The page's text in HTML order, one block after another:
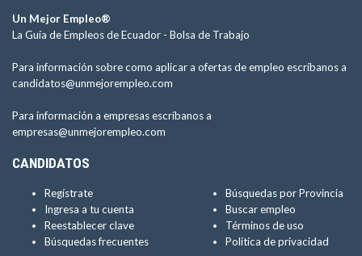
Un Mejor Empleo®
La Guía de Empleos de Ecuador - Bolsa de Trabajo
Para información sobre como aplicar a ofertas de empleo escríbanos a
candidatos@unmejorempleo.com
Para información a empresas escríbanos a
empresas@unmejorempleo.com
CANDIDATOS
Regístrate
Ingresa a tu cuenta
Reestablecer clave
Búsquedas frecuentes
Búsquedas por Provincia
Buscar empleo
Términos de uso
Política de privacidad